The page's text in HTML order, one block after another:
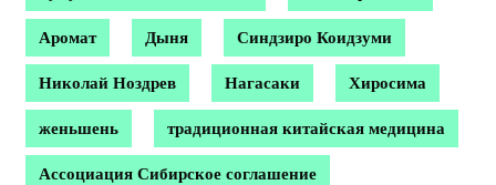
Аромат Дыня Синдзиро Коидзуми
Николай Ноздрев Нагасаки Хиросима
женьшень традиционная китайская медицина
Ассоциация Сибирское соглашение